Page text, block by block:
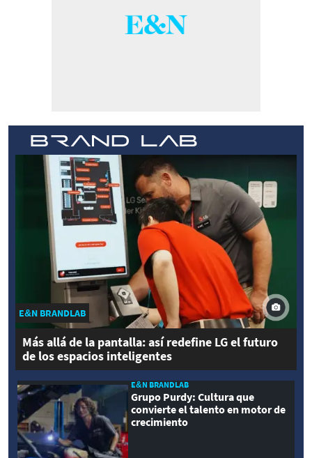
E&N BRANDLAB
Más allá de la pantalla: así redefine LG el futuro
de los espacios inteligentes
E&N BRANDLAB
Grupo Purdy: Cultura que
convierte el talento en motor de
crecimiento